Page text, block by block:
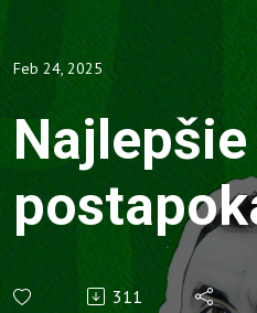
Feb 24, 2025
Najlepšie
filmy311